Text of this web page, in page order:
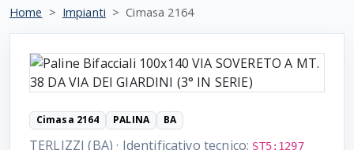
Home Impianti Cimasa 2164
Cimasa 2164 PALINA BA
TERLIZZI (BA) · Identificativo tecnico: ST5:1297